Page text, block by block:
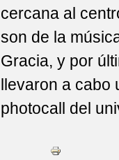
cercana al
son de la
Gracia, y por
llevaron a
photocall del